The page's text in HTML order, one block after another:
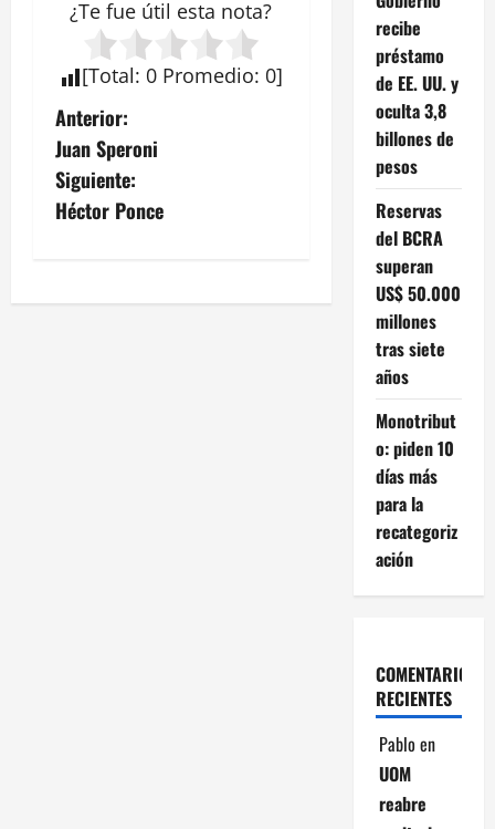
¿Te fue útil esta nota?
[Total: 0 Promedio: 0]
N
a
v
g
Anterior:
Juan Speroni
Siguiente:
Héctor Ponce
recibe
préstamo
de EE. UU. y
oculta 3,8
billones de
pesos
Reservas
del BCRA
superan
US$ 50.000
millones
tras siete
años
Monotribut
o: piden 10
días más
para la
recategoriz
ación
COMENTARIOS
RECIENTES
Pablo en
UOM
reabre